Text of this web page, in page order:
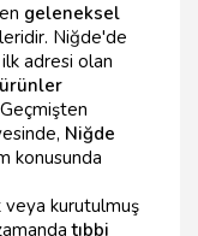
geleneksel
Niğde'de
ilk adresi olan
Niğde
konusunda
kurutulmuş
tıbbi